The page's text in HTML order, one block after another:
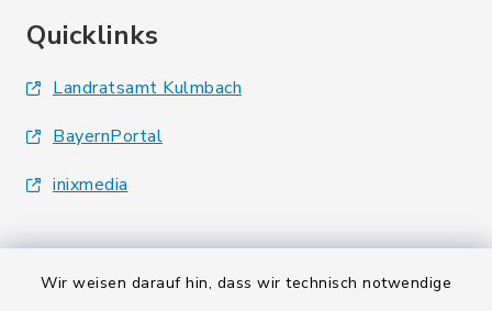
Wir weisen darauf hin, dass wir technisch notwendige
Quicklinks
Landratsamt Kulmbach
BayernPortal
inixmedia